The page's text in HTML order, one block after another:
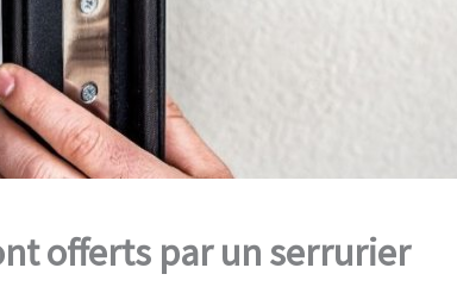
offerts par un serrurier